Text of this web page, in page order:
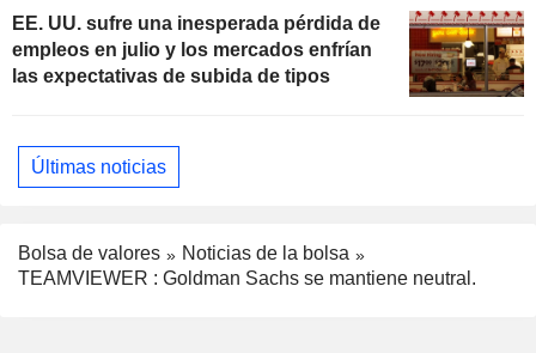
EE. UU. sufre una inesperada pérdida de
empleos en julio y los mercados enfrían
las expectativas de subida de tipos
Últimas noticias
Bolsa de valores
Noticias de la bolsa
TEAMVIEWER : Goldman Sachs se mantiene neutral.